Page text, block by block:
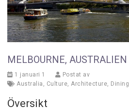
MELBOURNE, AUSTRALIEN
1 januari 1
Postat av
Australia
Culture Architecture Dining
Översikt